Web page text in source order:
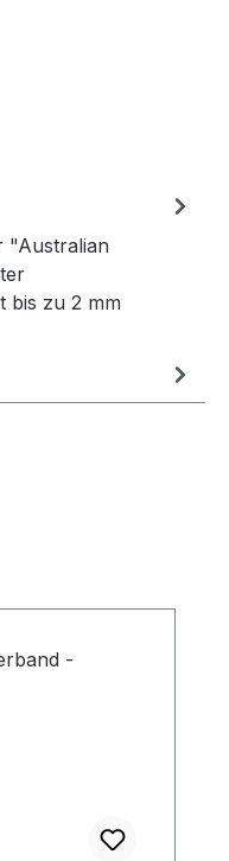
"Australian
bis zu 2 mm